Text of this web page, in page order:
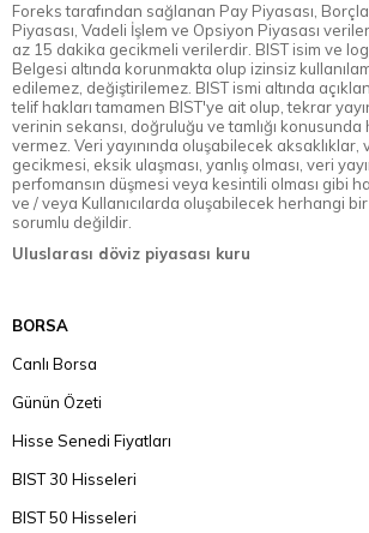
Foreks tarafından sağlanan Pay Piyasası,
Piyasası, Vadeli İşlem ve Opsiyon Piyasası
az 15 dakika gecikmeli verilerdir. BIST isim ve
Belgesi altında korunmakta olup izinsiz
edilemez, değiştirilemez. BIST ismi altında
telif hakları tamamen BIST'ye ait olup, tekrar
verinin sekansı, doğruluğu ve tamlığı
vermez. Veri yayınında oluşabilecek aksaklıklar,
gecikmesi, eksik ulaşması, yanlış olması, veri
perfomansın düşmesi veya kesintili olması gibi
ve / veya Kullanıcılarda oluşabilecek herhangi
sorumlu değildir.
Uluslarası döviz piyasası kuru
BORSA
Canlı Borsa
Günün Özeti
Hisse Senedi Fiyatları
BIST 30 Hisseleri
BIST 50 Hisseleri